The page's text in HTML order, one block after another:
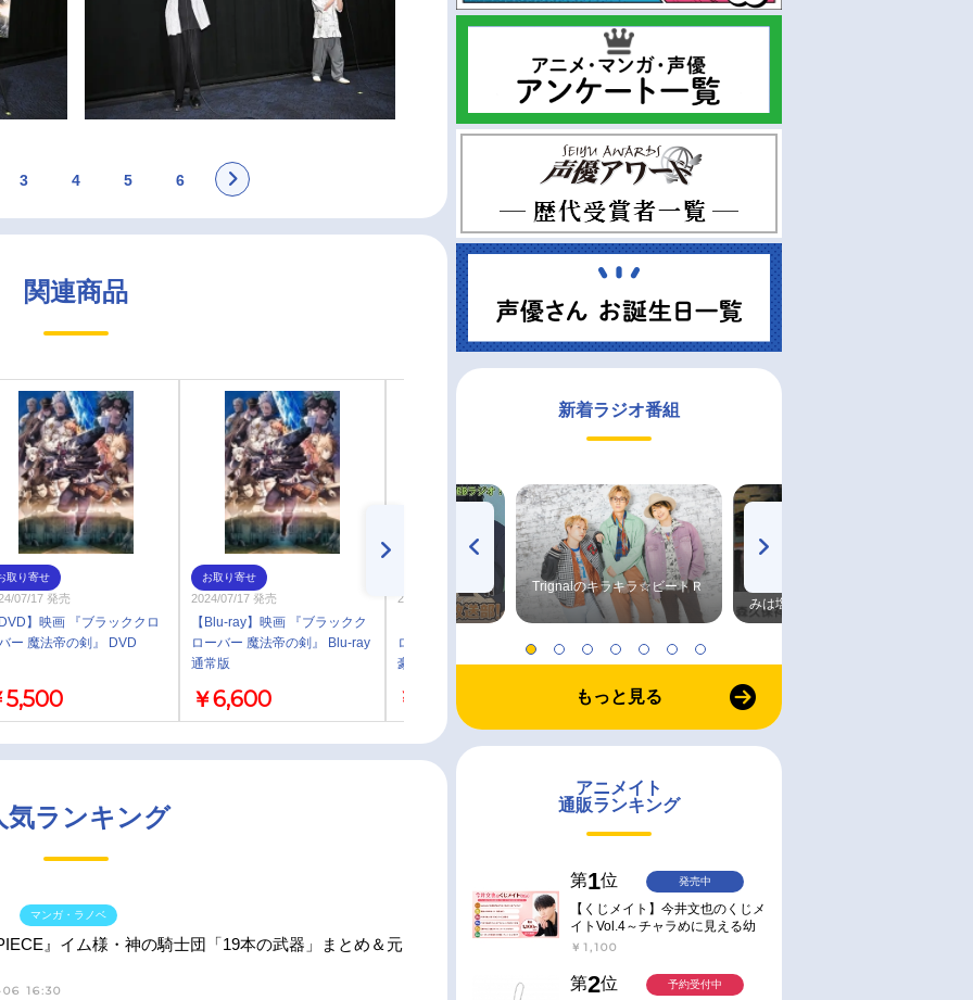
3 4 5 6
関連商品
取り寄せ
07/17 発売
】映画 『ブラッククロ
ー 魔法帝の剣』 DVD
5,500
お取り寄せ
2024/07/17 発売
【Blu-ray】映画 『ブラックク
ローバー 魔法帝の剣』 Blu-ray
通常版
￥6,600
2024/07/17 発売
【Blu-ray】映画 『ブラックク
ローバー 魔法帝の剣』 Blu-ray
豪華版
￥10,780
お取り寄せ
2023/06/09 発売
【小説】映画 ブラッククロー
バー 魔法帝の剣 ノベライズ み
らい文庫版
￥847
気ランキング
』イム様・神の騎士団「19本の武器」まとめ＆元
16:30
マンガ・ラノベ
新着ラジオ番組
TVアニメ『戦隊大失格』
radio 大直会 2nd season
Trignalのキラキラ☆ビートＲ
みは塩だけ
もっと見る
アニメイト
通販ランキング
第1位
【くじメイト】今井文也のくじメ
イトVol.4～チャラめに見える幼
馴染、実は一途で独占欲が強いん
￥1,100
発売中
第2位 予約受付中